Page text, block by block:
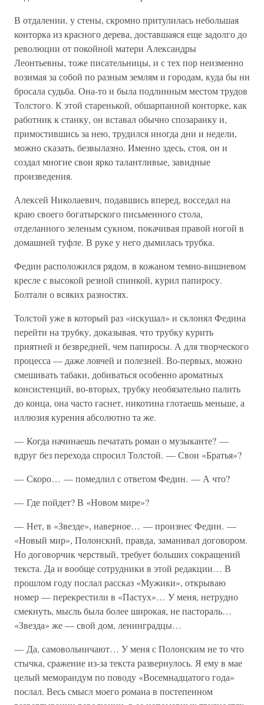
В отдалении, у стены, скромно притулилась небольшая
конторка из красного дерева, доставшаяся еще задолго до
революции от покойной матери Александры
Леонтьевны, тоже писательницы, и с тех пор неизменно
возимая за собой по разным землям и городам, куда бы ни
бросала судьба. Она-то и была подлинным местом трудов
Толстого. К этой старенькой, обшарпанной конторке, как
работник к станку, он вставал обычно спозаранку и,
примостившись за нею, трудился иногда дни и недели,
можно сказать, безвылазно. Именно здесь, стоя, он и
создал многие свои ярко талантливые, завидные
произведения.
Алексей Николаевич, подавшись вперед, восседал на
краю своего богатырского письменного стола,
отделанного зеленым сукном, покачивая правой ногой в
домашней туфле. В руке у него дымилась трубка.
Федин расположился рядом, в кожаном темно-вишневом
кресле с высокой резной спинкой, курил папиросу.
Болтали о всяких разностях.
Толстой уже в который раз «искушал» и склонял Федина
перейти на трубку, доказывая, что трубку курить
приятней и безвредней, чем папиросы. А для творческого
процесса — даже ловчей и полезней. Во-первых, можно
смешивать табаки, добиваться особенно ароматных
консистенций, во-вторых, трубку необязательно палить
до конца, она часто гаснет, никотина глотаешь меньше, а
иллюзия курения абсолютно та же.
— Когда начинаешь печатать роман о музыканте? —
вдруг без перехода спросил Толстой. — Свои «Братья»?
— Скоро… — помедлил с ответом Федин. — А что?
— Где пойдет? В «Новом мире»?
— Нет, в «Звезде», наверное… — произнес Федин. —
«Новый мир», Полонский, правда, заманивал договором.
Но договорчик черствый, требует больших сокращений
текста. Да и вообще сотрудники в этой редакции… В
прошлом году послал рассказ «Мужики», открываю
номер — перекрестили в «Пастух»… У меня, нетрудно
смекнуть, мысль была более широкая, не пастораль…
«Звезда» же — свой дом, ленинградцы…
— Да, самовольничают… У меня с Полонским не то что
стычка, сражение из-за текста развернулось. Я ему в мае
целый меморандум по поводу «Восемнадцатого года»
послал. Весь смысл моего романа в постепенном